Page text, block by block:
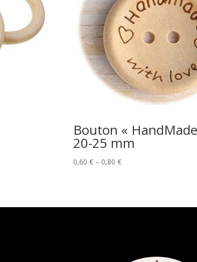
Bouton «
20-25 mm
0,60 € – 0,80 €Price
0,80 €